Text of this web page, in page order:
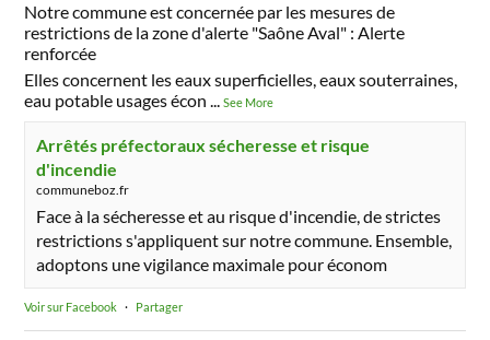
Notre commune est concernée par les mesures de
restrictions de la zone d'alerte "Saône Aval" : Alerte
renforcée
Elles concernent les eaux superficielles, eaux souterraines,
eau potable usages écon ...See More
Arrêtés préfectoraux sécheresse et risque
d'incendie
communeboz.fr
Face à la sécheresse et au risque d'incendie, de strictes
restrictions s'appliquent sur notre commune. Ensemble,
adoptons une vigilance maximale pour économ
Voir sur Facebook · Partager